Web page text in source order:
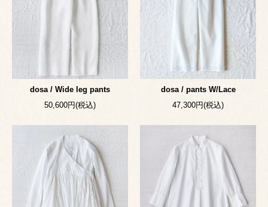
dosa / Wide leg pants
50,600円(税込)
dosa / pants W/Lace
47,300円(税込)